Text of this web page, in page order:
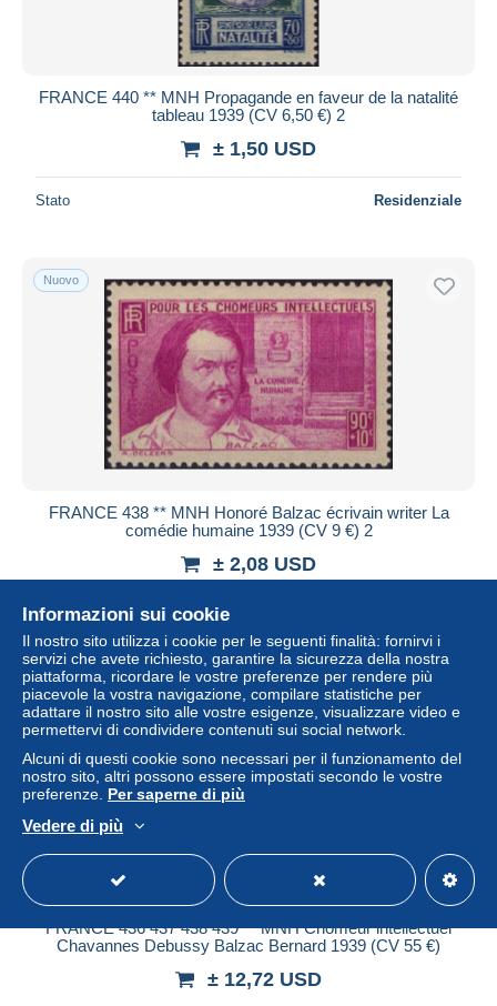
FRANCE 440 ** MNH Propagande en faveur de la natalité
tableau 1939 (CV 6,50 €) 2
± 1,50 USD
Stato Residenziale
Nuovo
FRANCE 438 ** MNH Honoré Balzac écrivain writer La
comédie humaine 1939 (CV 9 €) 2
± 2,08 USD
Stato
Nuovo
FRANCE 436 437 438 439 ** MNH Chômeur intellectuel
Chavannes Debussy Balzac Bernard 1939 (CV 55 €)
± 12,72 USD
Informazioni sui cookie
Il nostro sito utilizza i cookie per le seguenti finalità: fornirvi i
servizi che avete richiesto, garantire la sicurezza della nostra
piattaforma, ricordare le vostre preferenze per rendere più
piacevole la vostra navigazione, compilare statistiche per
adattare il nostro sito alle vostre esigenze, visualizzare video e
permettervi di condividere contenuti sui social network.
Alcuni di questi cookie sono necessari per il funzionamento del
nostro sito, altri possono essere impostati secondo le vostre
preferenze. Per saperne di più
Vedere di più